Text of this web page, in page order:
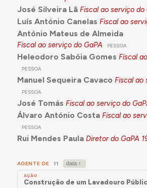
b) Direção-Geral do Equipamento
Urbano;
c) Instituto da Construção;
d) Gabinete dos Programas
substitui o Gabinete dos
Emergência.
2 - Compete ao Secretário de
Públicas o despacho dos
a) Direção-Geral dos Edifícios e
Nacionais;
b) Direção-Geral das Construções
d) Junta Autónoma de Estradas;
e) Comissão de Construções
José Silveira Lã Fiscal ao serviço do
Luís António Canelas Fiscal ao
António Mateus de Almeida
Fiscal ao serviço do GaPA PESSOA
Heleodoro Sabóia Gomes Fiscal
PESSOA
Manuel Sequeira Cavaco Fiscal ao
PESSOA
José Tomás Fiscal ao serviço do
Álvaro António Costa Fiscal ao
PESSOA
Rui Mendes Paula Diretor do GaPA
AGENTE DE 11
AÇÃO
Construção de um Lavadouro